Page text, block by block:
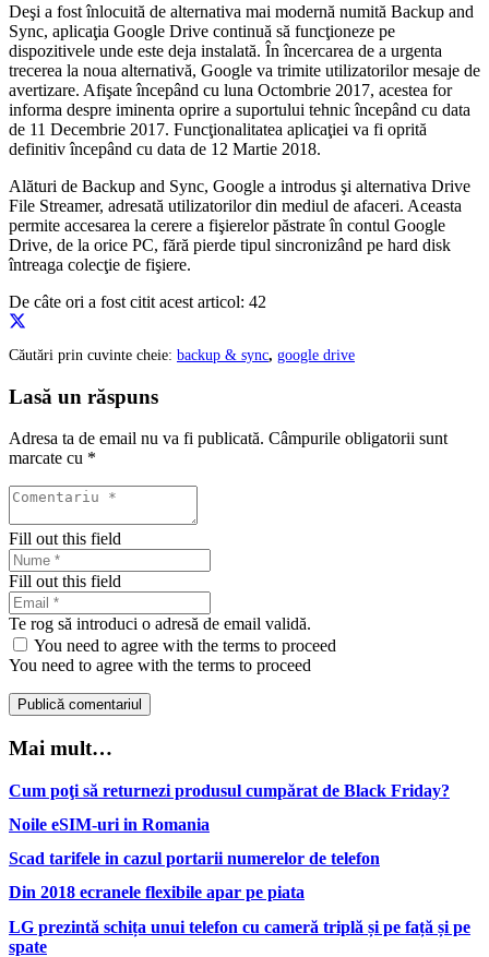
Deşi a fost înlocuită de alternativa mai modernă numită Backup and
Sync, aplicaţia Google Drive continuă să funcţioneze pe
dispozitivele unde este deja instalată. În încercarea de a urgenta
trecerea la noua alternativă, Google va trimite utilizatorilor mesaje de
avertizare. Afişate începând cu luna Octombrie 2017, acestea for
informa despre iminenta oprire a suportului tehnic începând cu data
de 11 Decembrie 2017. Funcţionalitatea aplicaţiei va fi oprită
definitiv începând cu data de 12 Martie 2018.
Alături de Backup and Sync, Google a introdus şi alternativa Drive
File Streamer, adresată utilizatorilor din mediul de afaceri. Aceasta
permite accesarea la cerere a fişierelor păstrate în contul Google
Drive, de la orice PC, fără pierde tipul sincronizând pe hard disk
întreaga colecţie de fişiere.
De câte ori a fost citit acest articol: 42
Căutări prin cuvinte cheie: backup & sync, google drive
Lasă un răspuns
Adresa ta de email nu va fi publicată. Câmpurile obligatorii sunt
marcate cu *
Fill out this field
Fill out this field
Te rog să introduci o adresă de email validă.
You need to agree with the terms to proceed
You need to agree with the terms to proceed
Publică comentariul
Mai mult…
Cum poţi să returnezi produsul cumpărat de Black Friday?
Noile eSIM-uri in Romania
Scad tarifele in cazul portarii numerelor de telefon
Din 2018 ecranele flexibile apar pe piata
LG prezintă schița unui telefon cu cameră triplă și pe față și pe
spate